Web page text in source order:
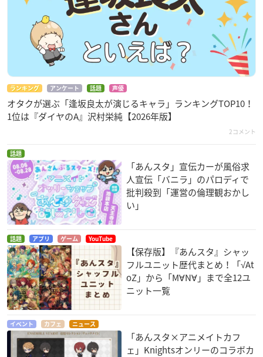
ランキング アンケート 話題 声優
オタクが選ぶ「逢坂良太が演じるキャラ」ランキングTOP10！
1位は『ダイヤのA』沢村栄純【2026年版】
2コメント
話題
「あんスタ」宣伝カーが風俗求
人宣伝「バニラ」のパロディで
批判殺到「運営の倫理観おかし
い」
話題 アプリ ゲーム YouTube
【保存版】『あんスタ』シャッ
フルユニット歴代まとめ！「√At
oZ」から「M∀N∀」まで全12ユ
ニット一覧
イベント カフェ ニュース
「あんスタ×アニメイトカフ
ェ」Knightsオンリーのコラボカ